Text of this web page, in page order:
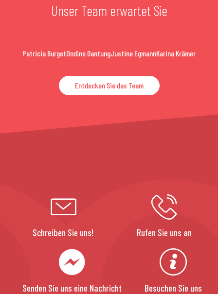
Unser Team erwartet Sie
Patricia BurgetOndine DantungJustine EgmannKarina Krämer
Entdecken Sie das Team
Schreiben Sie uns! Rufen Sie uns an
Senden Sie uns eine Nachricht Besuchen Sie uns